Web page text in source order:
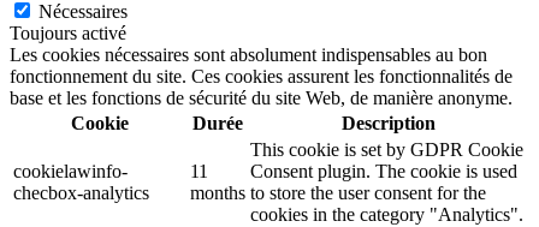
Nécessaires
Toujours activé
Les cookies nécessaires sont absolument indispensables au bon
fonctionnement du site. Ces cookies assurent les fonctionnalités de
base et les fonctions de sécurité du site Web, de manière anonyme.
Cookie
Durée Description
cookielawinfo-
checbox-analytics
11
months
This cookie is set by GDPR Cookie
Consent plugin. The cookie is used
to store the user consent for the
cookies in the category "Analytics".